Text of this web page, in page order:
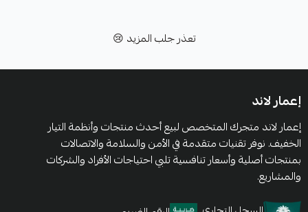
تعذر جلب المزيد 😢
إعمار لاند
إعمار لاند متجرك المتخصص لبيع أحدث منتجات وأنظمة التيار
الخفيف. نوفر تقنيات متقدمة في الأمن والسلامة والاتصالات
بمنتجات أصلية وأسعار تنافسية تلبي احتياجات الأفراد والشركات
والمشاريع.